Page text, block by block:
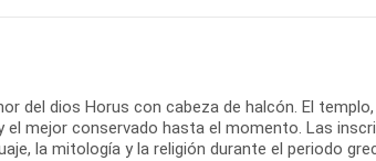
del dios Horus con cabeza de halcón. El
mejor conservado hasta el momento. Las
la mitología y la religión durante el periodo